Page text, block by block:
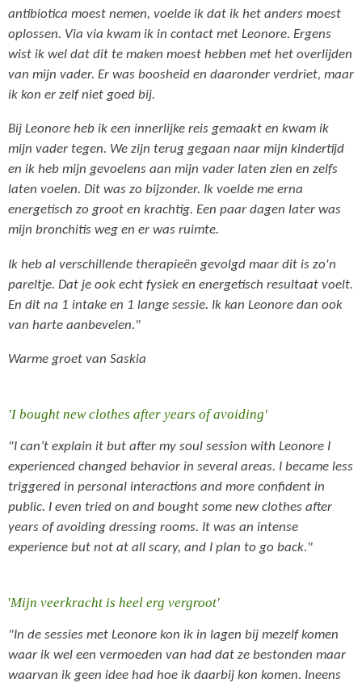
antibiotica moest nemen, voelde ik dat ik het anders moest
oplossen. Via via kwam ik in contact met Leonore. Ergens
wist ik wel dat dit te maken moest hebben met het overlijden
van mijn vader. Er was boosheid en daaronder verdriet, maar
ik kon er zelf niet goed bij.
Bij Leonore heb ik een innerlijke reis gemaakt en kwam ik
mijn vader tegen. We zijn terug gegaan naar mijn kindertijd
en ik heb mijn gevoelens aan mijn vader laten zien en zelfs
laten voelen. Dit was zo bijzonder. Ik voelde me erna
energetisch zo groot en krachtig. Een paar dagen later was
mijn bronchitis weg en er was ruimte.
Ik heb al verschillende therapieën gevolgd maar dit is zo'n
pareltje. Dat je ook echt fysiek en energetisch resultaat voelt.
En dit na 1 intake en 1 lange sessie. Ik kan Leonore dan ook
van harte aanbevelen."
Warme groet van Saskia
'I bought new clothes after years of avoiding'
"I can’t explain it but after my soul session with Leonore I
experienced changed behavior in several areas. I became less
triggered in personal interactions and more confident in
public. I even tried on and bought some new clothes after
years of avoiding dressing rooms. It was an intense
experience but not at all scary, and I plan to go back."
'Mijn veerkracht is heel erg vergroot'
"In de sessies met Leonore kon ik in lagen bij mezelf komen
waar ik wel een vermoeden van had dat ze bestonden maar
waarvan ik geen idee had hoe ik daarbij kon komen. Ineens